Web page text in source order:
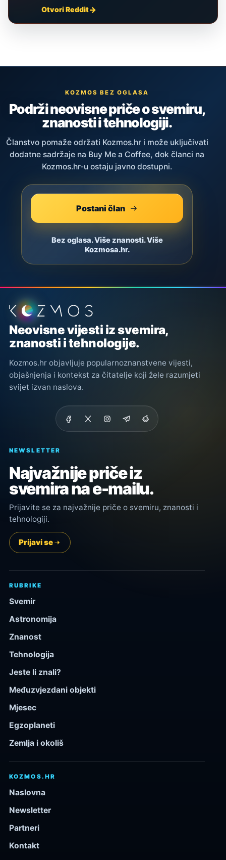
Otvori Reddit
KOZMOS BEZ OGLASA
Podrži neovisne priče o svemiru,
znanosti i tehnologiji.
Članstvo pomaže održati Kozmos.hr i može uključivati
dodatne sadržaje na Buy Me a Coffee, dok članci na
Kozmos.hr-u ostaju javno dostupni.
Postani član
Bez oglasa. Više znanosti. Više
Kozmosa.hr.
Podnožje stranice
Neovisne vijesti iz svemira,
znanosti i tehnologije.
Kozmos.hr objavljuje popularnoznanstvene vijesti,
objašnjenja i kontekst za čitatelje koji žele razumjeti
svijet izvan naslova.
NEWSLETTER
Najvažnije priče iz
svemira na e-mailu.
Prijavite se za najvažnije priče o svemiru, znanosti i
tehnologiji.
Prijavi se
RUBRIKE
Svemir
Astronomija
Znanost
Tehnologija
Jeste li znali?
Međuzvjezdani objekti
Mjesec
Egzoplaneti
Zemlja i okoliš
KOZMOS.HR
Naslovna
Newsletter
Partneri
Kontakt